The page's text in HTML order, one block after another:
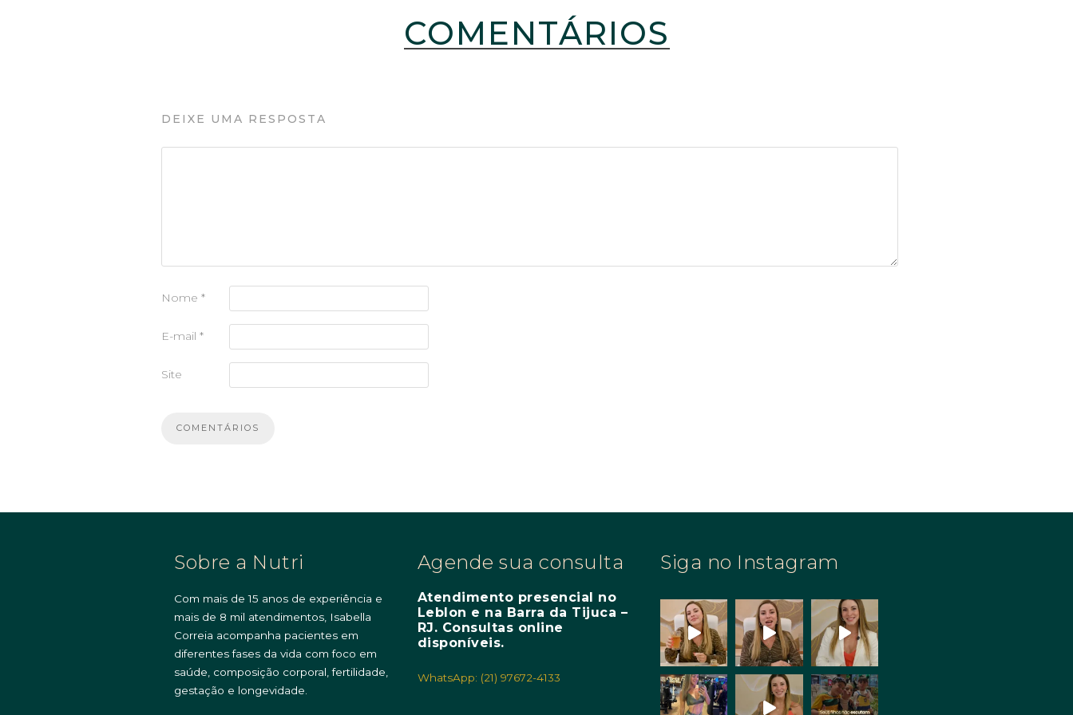
COMENTÁRIOS
DEIXE UMA RESPOSTA
Nome *
E-mail *
Site
Sobre a Nutri
Com mais de 15 anos de experiência e
mais de 8 mil atendimentos, Isabella
Correia acompanha pacientes em
diferentes fases da vida com foco em
saúde, composição corporal, fertilidade,
gestação e longevidade.
Agende sua consulta
Atendimento presencial no
Leblon e na Barra da Tijuca –
RJ. Consultas online
disponíveis.
WhatsApp: (21) 97672-4133
Siga no Instagram